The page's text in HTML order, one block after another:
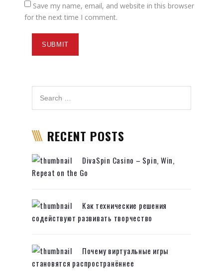
Save my name, email, and website in this browser
for the next time I comment.
RECENT POSTS
DivaSpin Casino – Spin, Win,
Repeat on the Go
Как технические решения
содействуют развивать творчество
Почему виртуальные игры
становятся распространённее